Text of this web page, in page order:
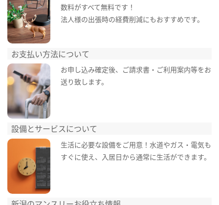
数料がすべて無料です！
法人様の出張時の経費削減にもおすすめです。
お支払い方法について
お申し込み確定後、ご請求書・ご利用案内等をお
送り致します。
設備とサービスについて
生活に必要な設備をご用意！水道やガス・電気も
すぐに使え、入居日から通常に生活ができます。